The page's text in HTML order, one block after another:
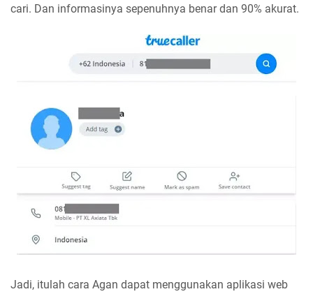
cari. Dan informasinya sepenuhnya benar dan 90% akurat.
Jadi, itulah cara Agan dapat menggunakan aplikasi web